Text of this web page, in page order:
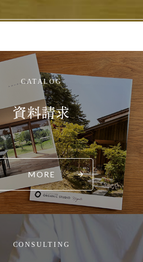
CATALOG
資料請求
MORE
CONSULTING